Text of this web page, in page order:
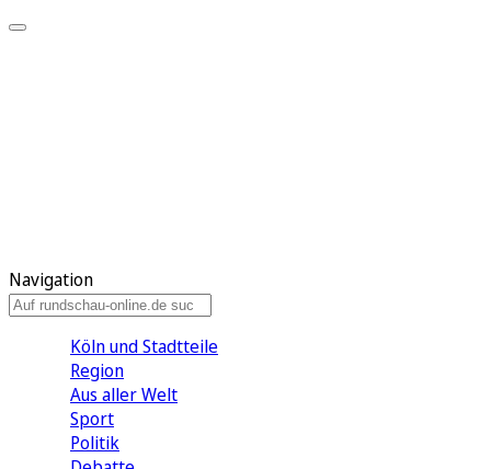
Navigation
Köln und Stadtteile
Region
Aus aller Welt
Sport
Politik